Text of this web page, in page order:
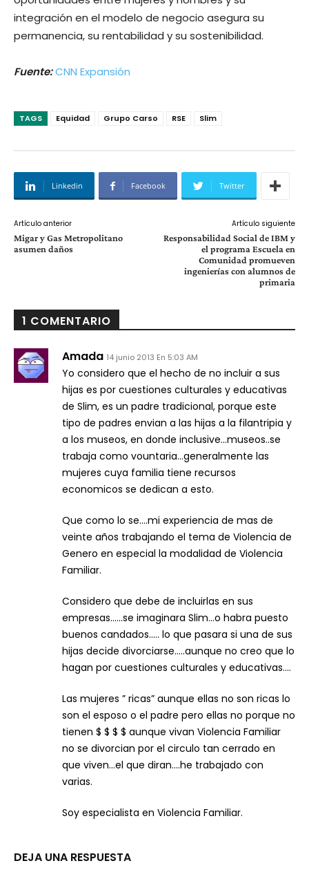
integración en el modelo de negocio asegura su
permanencia, su rentabilidad y su sostenibilidad.
Fuente:CNN Expansión
TAGS Equidad Grupo Carso RSE Slim
Linkedin Facebook Twitter
Artículo anterior
Migar y Gas Metropolitano
asumen daños
Artículo siguiente
Responsabilidad Social de IBM y
el programa Escuela en
Comunidad promueven
ingenierías con alumnos de
primaria
1 COMENTARIO
Amada 14 junio 2013 En 5:03 AM
Yo considero que el hecho de no incluir a sus
hijas es por cuestiones culturales y educativas
de Slim, es un padre tradicional, porque este
tipo de padres envian a las hijas a la filantripia y
a los museos, en donde inclusive…museos..se
trabaja como vountaria…generalmente las
mujeres cuya familia tiene recursos
economicos se dedican a esto.
Que como lo se….mi experiencia de mas de
veinte años trabajando el tema de Violencia de
Genero en especial la modalidad de Violencia
Familiar.
Considero que debe de incluirlas en sus
empresas……se imaginara Slim…o habra puesto
buenos candados….. lo que pasara si una de sus
hijas decide divorciarse…..aunque no creo que lo
hagan por cuestiones culturales y educativas….
Las mujeres ” ricas” aunque ellas no son ricas lo
son el esposo o el padre pero ellas no porque no
tienen $ $ $ $ aunque vivan Violencia Familiar
no se divorcian por el circulo tan cerrado en
que viven…el que diran….he trabajado con
varias.
Soy especialista en Violencia Familiar.
DEJA UNA RESPUESTA